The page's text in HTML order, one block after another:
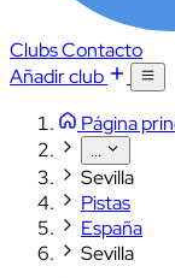
ClubsContacto
Añadir club
Página
...
Sevilla
Pistas
España
Sevilla